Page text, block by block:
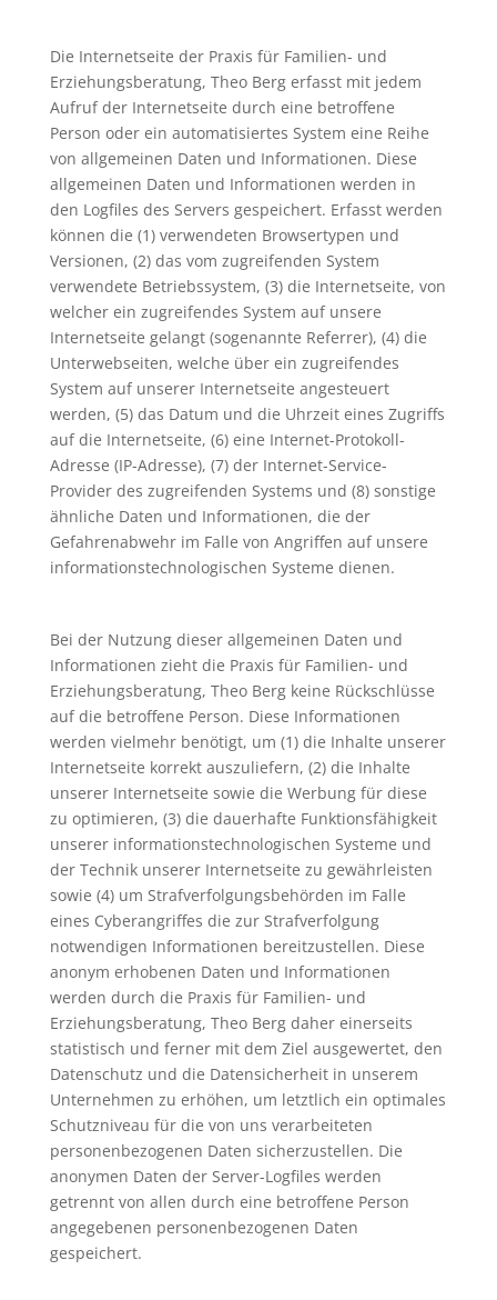
Die Internetseite der Praxis für Familien- und
Erziehungsberatung, Theo Berg erfasst mit jedem
Aufruf der Internetseite durch eine betroffene
Person oder ein automatisiertes System eine Reihe
von allgemeinen Daten und Informationen. Diese
allgemeinen Daten und Informationen werden in
den Logfiles des Servers gespeichert. Erfasst werden
können die (1) verwendeten Browsertypen und
Versionen, (2) das vom zugreifenden System
verwendete Betriebssystem, (3) die Internetseite, von
welcher ein zugreifendes System auf unsere
Internetseite gelangt (sogenannte Referrer), (4) die
Unterwebseiten, welche über ein zugreifendes
System auf unserer Internetseite angesteuert
werden, (5) das Datum und die Uhrzeit eines Zugriffs
auf die Internetseite, (6) eine Internet-Protokoll-
Adresse (IP-Adresse), (7) der Internet-Service-
Provider des zugreifenden Systems und (8) sonstige
ähnliche Daten und Informationen, die der
Gefahrenabwehr im Falle von Angriffen auf unsere
informationstechnologischen Systeme dienen.
Bei der Nutzung dieser allgemeinen Daten und
Informationen zieht die Praxis für Familien- und
Erziehungsberatung, Theo Berg keine Rückschlüsse
auf die betroffene Person. Diese Informationen
werden vielmehr benötigt, um (1) die Inhalte unserer
Internetseite korrekt auszuliefern, (2) die Inhalte
unserer Internetseite sowie die Werbung für diese
zu optimieren, (3) die dauerhafte Funktionsfähigkeit
unserer informationstechnologischen Systeme und
der Technik unserer Internetseite zu gewährleisten
sowie (4) um Strafverfolgungsbehörden im Falle
eines Cyberangriffes die zur Strafverfolgung
notwendigen Informationen bereitzustellen. Diese
anonym erhobenen Daten und Informationen
werden durch die Praxis für Familien- und
Erziehungsberatung, Theo Berg daher einerseits
statistisch und ferner mit dem Ziel ausgewertet, den
Datenschutz und die Datensicherheit in unserem
Unternehmen zu erhöhen, um letztlich ein optimales
Schutzniveau für die von uns verarbeiteten
personenbezogenen Daten sicherzustellen. Die
anonymen Daten der Server-Logfiles werden
getrennt von allen durch eine betroffene Person
angegebenen personenbezogenen Daten
gespeichert.